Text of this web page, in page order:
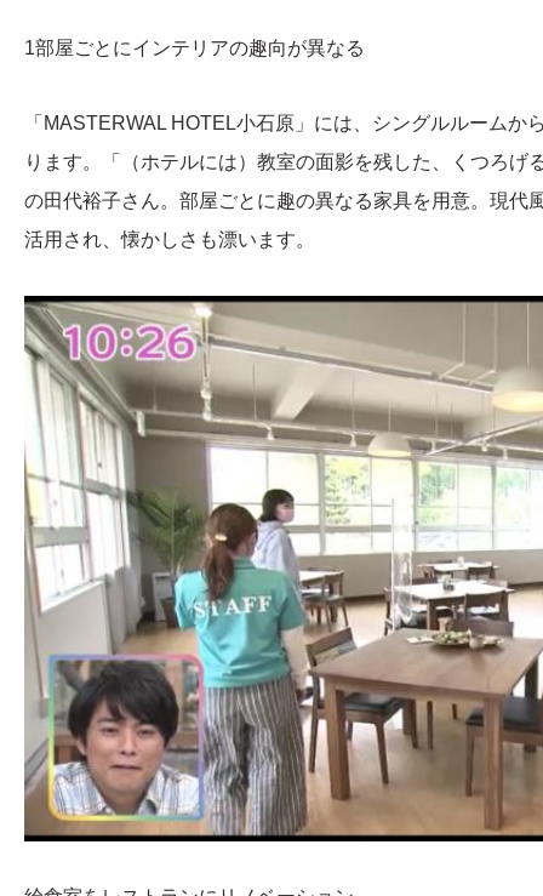
1部屋ごとにインテリアの趣向が異なる
「MASTERWAL HOTEL小石原」には、シングルルーム
ります。「（ホテルには）教室の面影を残した、くつろ
の田代裕子さん。部屋ごとに趣の異なる家具を用意。現代
活用され、懐かしさも漂います。